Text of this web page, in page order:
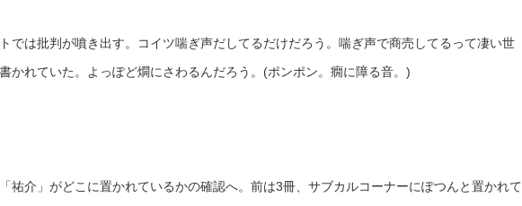
では批判が噴き出す。コイツ喘ぎ声だしてるだけだろう。喘ぎ声で商売してるって凄い世
かれていた。よっぽど燗にさわるんだろう。(ポンポン。癇に障る音。)
祐介」がどこに置かれているかの確認へ。前は3冊、サブカルコーナーにぽつんと置かれて